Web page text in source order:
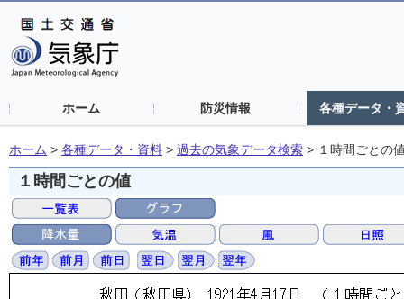
ホーム 防災情報 各種データ・
ホーム > 各種データ・資料 > 過去の気象データ検索 > １時間ごとの
１時間ごとの値